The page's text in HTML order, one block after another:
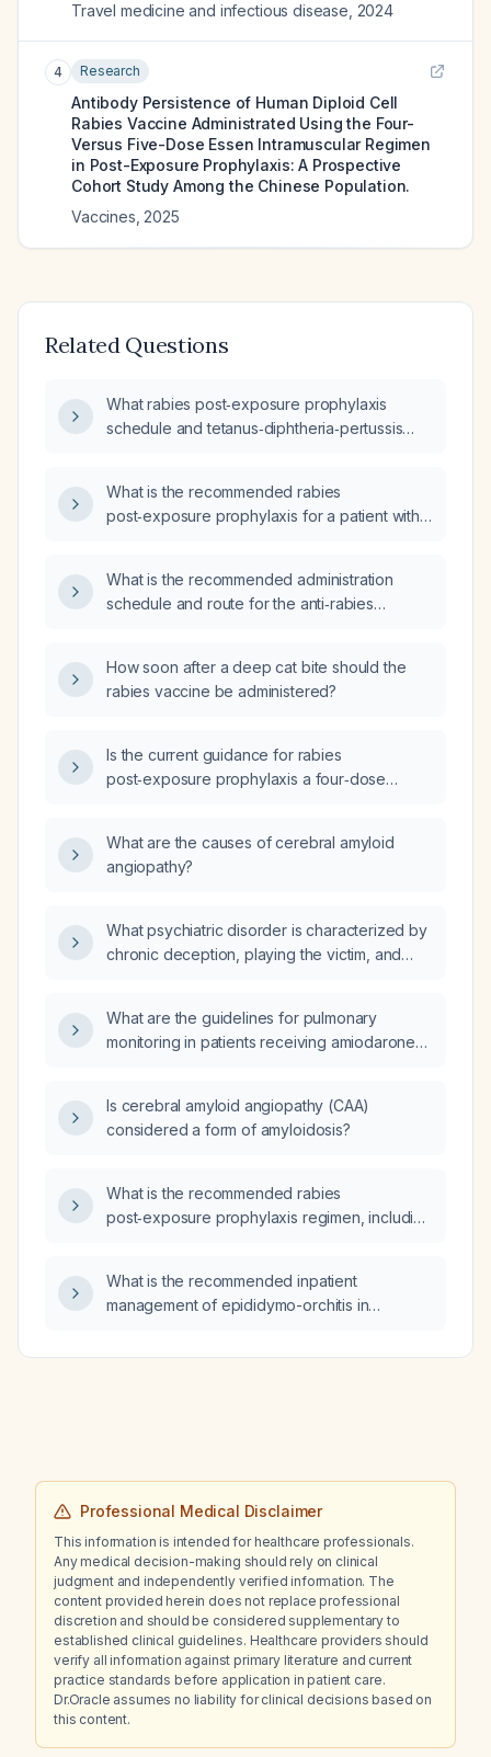
Travel medicine and infectious disease 2024
4 Research
Antibody Persistence of Human Diploid Cell
Rabies Vaccine Administrated Using the Four-
Versus Five-Dose Essen Intramuscular Regimen
in Post-Exposure Prophylaxis: A Prospective
Cohort Study Among the Chinese Population.
Vaccines 2025
Related Questions
What rabies post‑exposure prophylaxis
schedule and tetanus‑diphtheria‑pertussis
What is the recommended rabies
post‑exposure prophylaxis for a patient with a
What is the recommended administration
schedule and route for the anti‑rabies
How soon after a deep cat bite should the
rabies vaccine be administered?
Is the current guidance for rabies
post‑exposure prophylaxis a four‑dose
What are the causes of cerebral amyloid
angiopathy?
What psychiatric disorder is characterized by
chronic deception, playing the victim, and
What are the guidelines for pulmonary
monitoring in patients receiving amiodarone
Is cerebral amyloid angiopathy (CAA)
considered a form of amyloidosis?
What is the recommended rabies
post‑exposure prophylaxis regimen, including
prior vaccination, for a previously vaccinated
individual, and for immunocompromised
What is the recommended inpatient
management of epididymo-orchitis in
Professional Medical Disclaimer
This information is intended for healthcare professionals.
Any medical decision-making should rely on clinical
judgment and independently verified information. The
content provided herein does not replace professional
discretion and should be considered supplementary to
established clinical guidelines. Healthcare providers should
verify all information against primary literature and current
practice standards before application in patient care.
Dr.Oracle assumes no liability for clinical decisions based on
this content.